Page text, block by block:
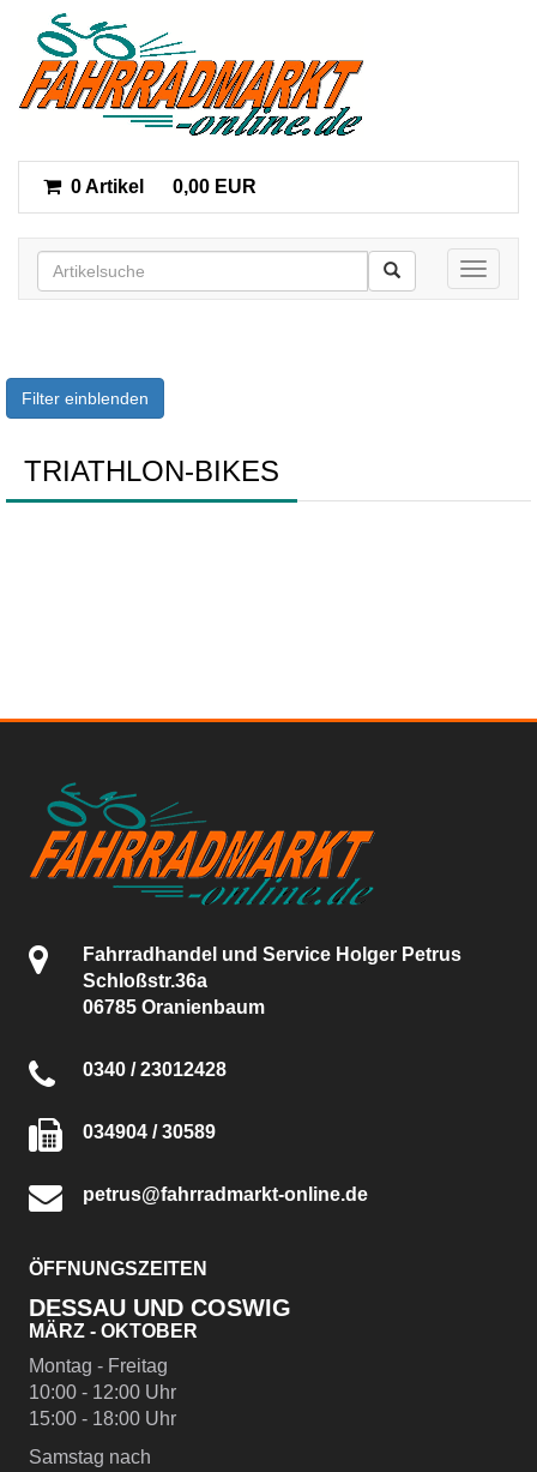
0 Artikel 0,00 EUR
Toggle
Filter einblenden
TRIATHLON-BIKES
Fahrradhandel und Service Holger Petrus
Schloßstr.36a
06785 Oranienbaum
0340 / 23012428
034904 / 30589
petrus@fahrradmarkt-online.de
ÖFFNUNGSZEITEN
DESSAU UND COSWIG
MÄRZ - OKTOBER
Montag - Freitag
10:00 - 12:00 Uhr
15:00 - 18:00 Uhr
Samstag nach